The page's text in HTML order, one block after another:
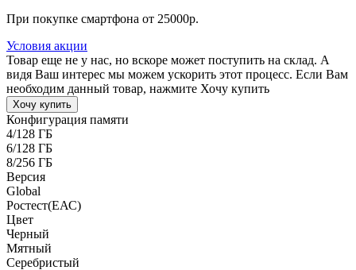
При покупке смартфона от 25000р.
Условия акции
Товар еще не у нас, но вскоре может поступить на склад. А
видя Ваш интерес мы можем ускорить этот процесс. Если Вам
необходим данный товар, нажмите Хочу купить
Хочу купить
Конфигурация памяти
4/128 ГБ
6/128 ГБ
8/256 ГБ
Версия
Global
Pостест(ЕАС)
Цвет
Черный
Мятный
Серебристый